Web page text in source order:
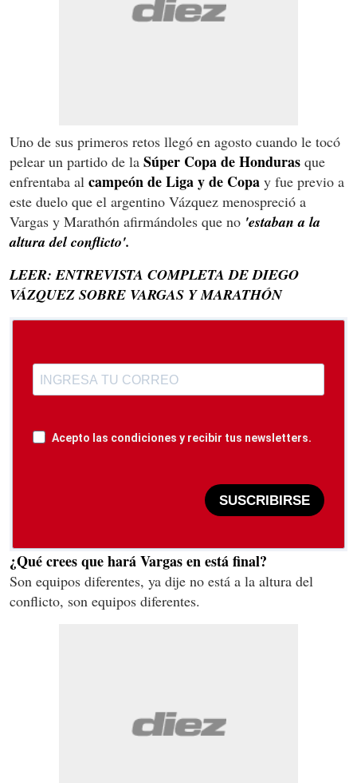
Uno de sus primeros retos llegó en agosto cuando le tocó
pelear un partido de la Súper Copa de Honduras que
enfrentaba al campeón de Liga y de Copa y fue previo a
este duelo que el argentino Vázquez menospreció a
Vargas y Marathón afirmándoles que no 'estaban a la
altura del conflicto'.
LEER: ENTREVISTA COMPLETA DE DIEGO
VÁZQUEZ SOBRE VARGAS Y MARATHÓN
Acepto las condiciones y recibir tus newsletters.
SUSCRIBIRSE
¿Qué crees que hará Vargas en está final?
Son equipos diferentes, ya dije no está a la altura del
conflicto, son equipos diferentes.